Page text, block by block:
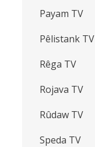
Payam TV
Pêlistank TV
Rêga TV
Rojava TV
Rûdaw TV
Speda TV